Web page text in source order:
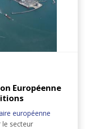
Européenne
européenne
secteur